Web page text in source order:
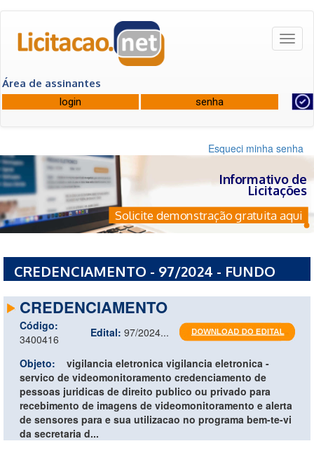
Área de assinantes
Esqueci minha senha
Informativo de
Licitações
Solicite demonstração gratuita aqui
CREDENCIAMENTO - 97/2024 - FUNDO
CREDENCIAMENTO
Código:
3400416
Edital: 97/2024...
Objeto:
vigilancia eletronica vigilancia eletronica -
servico de videomonitoramento credenciamento de
pessoas juridicas de direito publico ou privado para
recebimento de imagens de videomonitoramento e alerta
de sensores para e sua utilizacao no programa bem-te-vi
da secretaria d...